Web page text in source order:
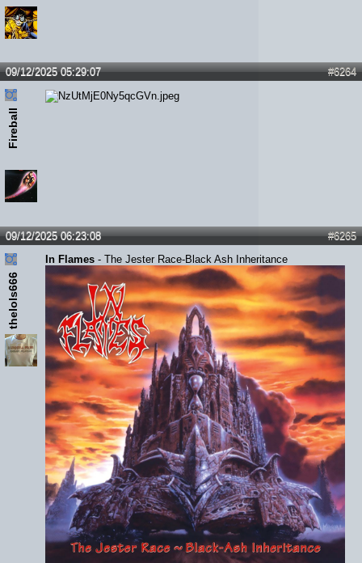
#6264
09/12/2025 05:29:07
Fireball
#6265
09/12/2025 06:23:08
thelols666
In Flames - The Jester Race-Black Ash Inheritance